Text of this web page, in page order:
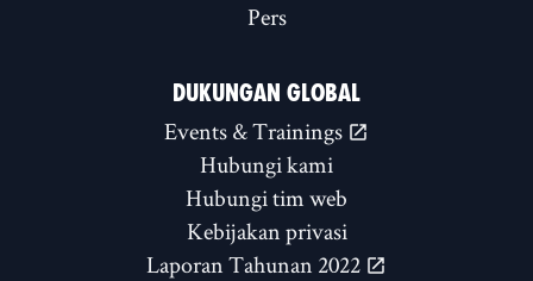
Pers
DUKUNGAN GLOBAL
Events & Trainings
Hubungi kami
Hubungi tim web
Kebijakan privasi
Laporan Tahunan 2022